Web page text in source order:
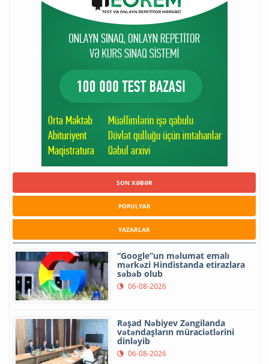
SON XƏBƏR
POPULYAR
YAZARLAR
“Google”un məlumat emalı
mərkəzi Hindistanda etirazlara
səbəb olub
06-08-2026
Rəşad Nəbiyev Zəngilanda
vətəndaşların müraciətlərini
dinləyib
06-08-2026